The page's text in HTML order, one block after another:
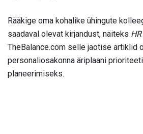
Rääkige oma kohalike ühingute
saadaval olevat kirjandust, näiteks
TheBalance.com selle jaotise artiklid
personaliosakonna äriplaani
planeerimiseks.